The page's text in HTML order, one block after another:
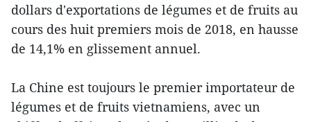
dollars d'exportations de légumes et de fruits au
cours des huit premiers mois de 2018, en hausse
de 14,1% en glissement annuel.
La Chine est toujours le premier importateur de
légumes et de fruits vietnamiens, avec un